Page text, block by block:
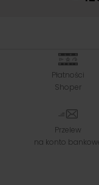
Płatności
Shoper
Przelew
na konto